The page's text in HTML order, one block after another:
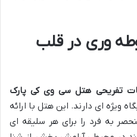
وری در قلب
تفریحی هتل سی وی کی پارک
ویژه ای دارند. این هتل با ارائه
به فرد را برای هر سلیقه ای